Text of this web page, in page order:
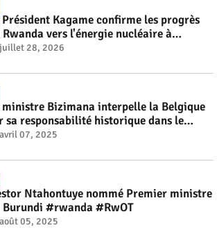
Président Kagame confirme les progrès
Rwanda vers l'énergie nucléaire à
2030 #rwanda #RwOT
juillet 28, 2026
ministre Bizimana interpelle la Belgique
sa responsabilité historique dans le
#rwanda #RwOT
avril 07, 2025
Ntahontuye nommé Premier ministre
Burundi #rwanda #RwOT
août 05, 2025